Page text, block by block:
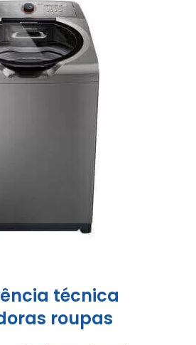
técnica
roupas